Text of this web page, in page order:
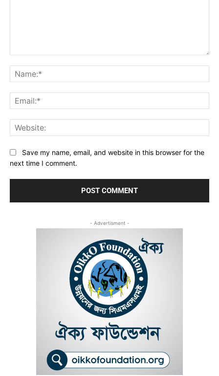
Save my name, email, and website in this browser for the
next time I comment.
- Advertisment -